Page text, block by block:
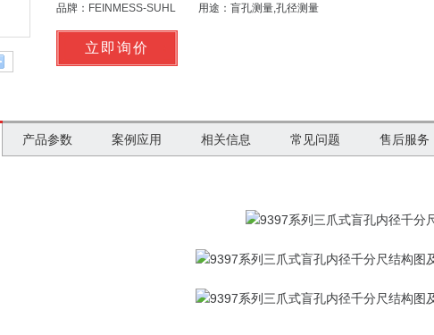
品牌： FEINMESS-SUHL 用途： 盲孔测量,孔径测量
产品参数 案例应用 相关信息 常见问题 售后服务